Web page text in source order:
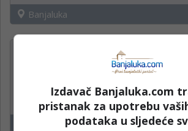
Banjaluka
Konobar
MK Istok
Banjaluka
Izdavač Banjaluka.com
pristanak za upotrebu
podataka u sljedeće